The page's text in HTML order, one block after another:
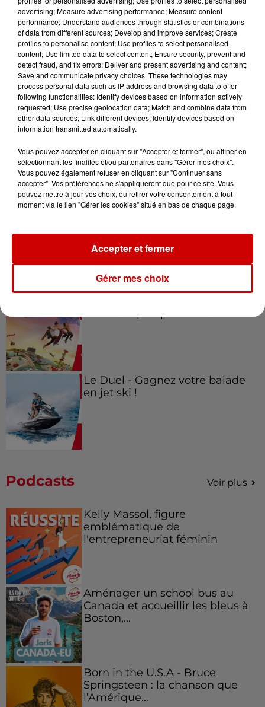
11h51
À LA UNE : professeur
condamné, repreneurs pour
Duralex et la...
Jeux Voir plus
Festival du Roi Arthur 2026 !
Musée du Sport Automobile au
Mans !
Le Duel - Gagnez votre balade
en jet ski !
Podcasts Voir plus
Kelly Massol, figure
emblématique de
l'entrepreneuriat féminin
Aménager un school bus au
Canada et accueillir les bleus à
Boston,...
Born in the U.S.A - Bruce
Springsteen : la chanson que
l’Amérique...
advertising; Measure advertising performance; Measure content
performance; Understand audiences through statistics or combinations
of data from different sources; Develop and improve services; Create
profiles to personalise content; Use profiles to select personalised
content; Use limited data to select content; Ensure security, prevent and
detect fraud, and fix errors; Deliver and present advertising and content;
Save and communicate privacy choices. These technologies may
process personal data such as IP address and browsing data to offer
following functionalities: Identify devices based on information actively
requested; Use precise geolocation data; Match and combine data from
other data sources; Link different devices; Identify devices based on
information transmitted automatically.
Vous pouvez accepter en cliquant sur "Accepter et fermer", ou affiner en
sélectionnant les finalités et/ou partenaires dans "Gérer mes choix".
Vous pouvez également refuser en cliquant sur "Continuer sans
accepter". Vos préférences ne s'appliqueront que pour ce site. Vous
pouvez mettre à jour vos choix, ou retirer votre consentement à tout
moment via le lien "Gérer les cookies" situé en bas de chaque page.
Gérer mes choix
Accepter et fermer